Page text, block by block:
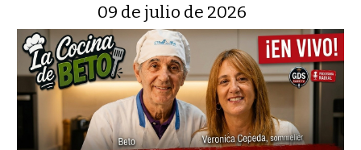
09 de julio de 2026